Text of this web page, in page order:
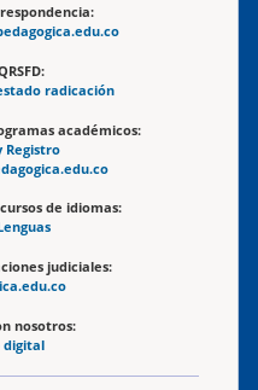
radicación
académicos:
Registro
de idiomas:
judiciales:
nosotros:
digital